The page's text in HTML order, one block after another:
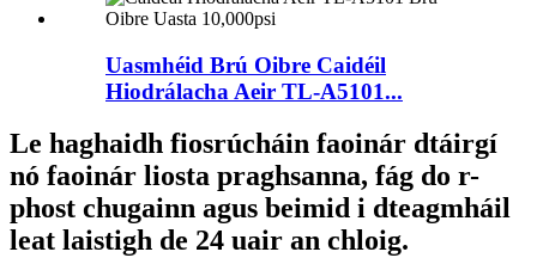
Uasmhéid Brú Oibre Caidéil
Hiodrálacha Aeir TL-A5101...
Le haghaidh fiosrúcháin faoinár dtáirgí
nó faoinár liosta praghsanna, fág do r-
phost chugainn agus beimid i dteagmháil
leat laistigh de 24 uair an chloig.